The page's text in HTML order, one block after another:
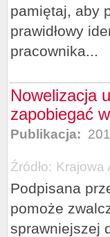
pamiętaj, aby
prawidłowy
pracownika...
Nowelizacja
zapobiegać
Publikacja:
Źródło: Krajowa
Podpisana
pomoże
sprawniejszej